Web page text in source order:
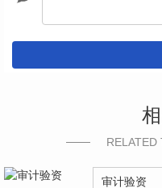
RELATED
审计验资